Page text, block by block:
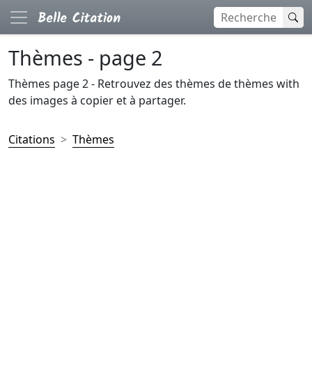
Thèmes - page 2
Thèmes page 2 - Retrouvez des thèmes de thèmes with
des images à copier et à partager.
Citations Thèmes